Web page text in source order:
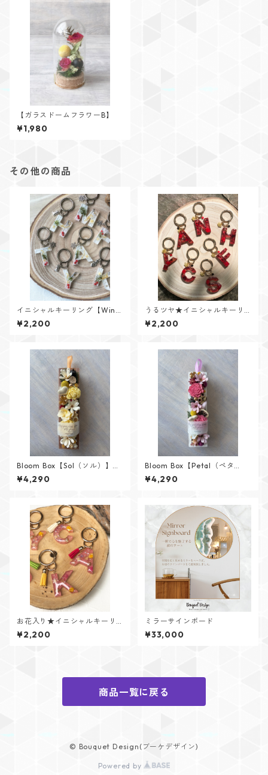
【ガラスドームフラワーB】
¥1,980
その他の商品
イニシャルキーリング【Wint
er Memoryシリーズ】
¥2,200
うるツヤ★イニシャルキーリ
ング【Glitter Heartシリー
ズ】
¥2,200
Bloom Box【Sol（ソル）】メ
ッセージカード付けられます✨
¥4,290
Bloom Box【Petal（ペタ
ル）】メッセージカード付け
られます✨
¥4,290
お花入り★イニシャルキーリ
ング【Flower Jewelシリー
ズ】
¥2,200
ミラーサインボード
¥33,000
商品一覧に戻る
© Bouquet Design(ブーケデザイン)
Powered by